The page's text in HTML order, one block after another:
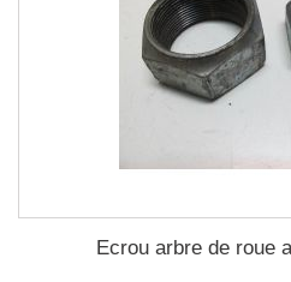
Ecrou arbre de roue